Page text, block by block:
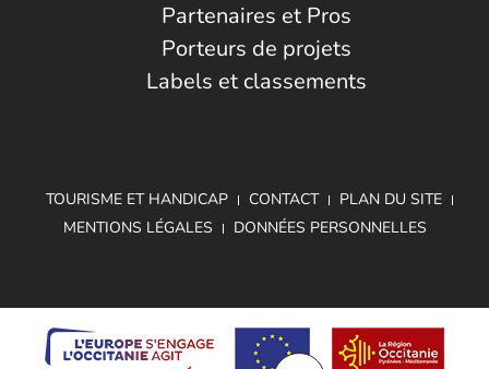
Partenaires et Pros
Porteurs de projets
Labels et classements
TOURISME ET HANDICAP CONTACT
PLAN DU SITE
MENTIONS LÉGALES
DONNÉES PERSONNELLES